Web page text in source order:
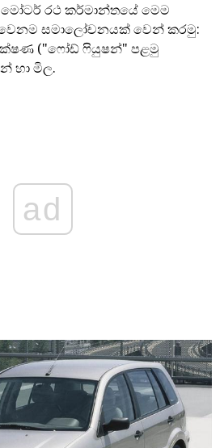
රථ කර්මාන්තයේ මෙම
සමාලෝචනයක් වෙන් කරමු:
("ෆෝඩ් ෆියුෂන්" පළමු
හා මිල.
ad